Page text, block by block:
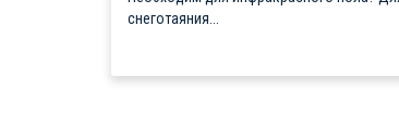
снеготаяния...